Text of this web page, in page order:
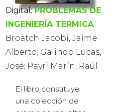
Digital: PROBLEMAS DE
INGENIERÍA TERMICA
Broatch Jacobi, Jaime
Alberto; Galindo Lucas,
José; Payri Marín, Raúl
El libro constituye
una colección de